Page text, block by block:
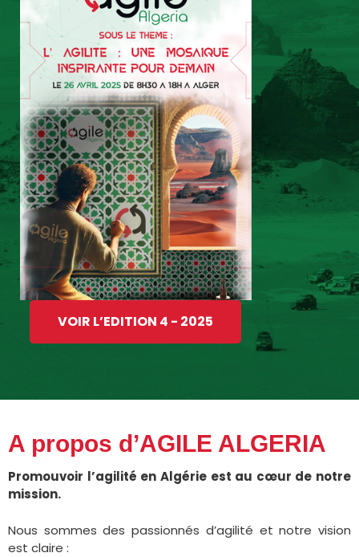
VOIR L’EDITION 4 - 2025
A propos d’AGILE ALGERIA
Promouvoir l’agilité en Algérie est au cœur de notre
mission.
Nous sommes des passionnés d’agilité et notre vision
est claire :